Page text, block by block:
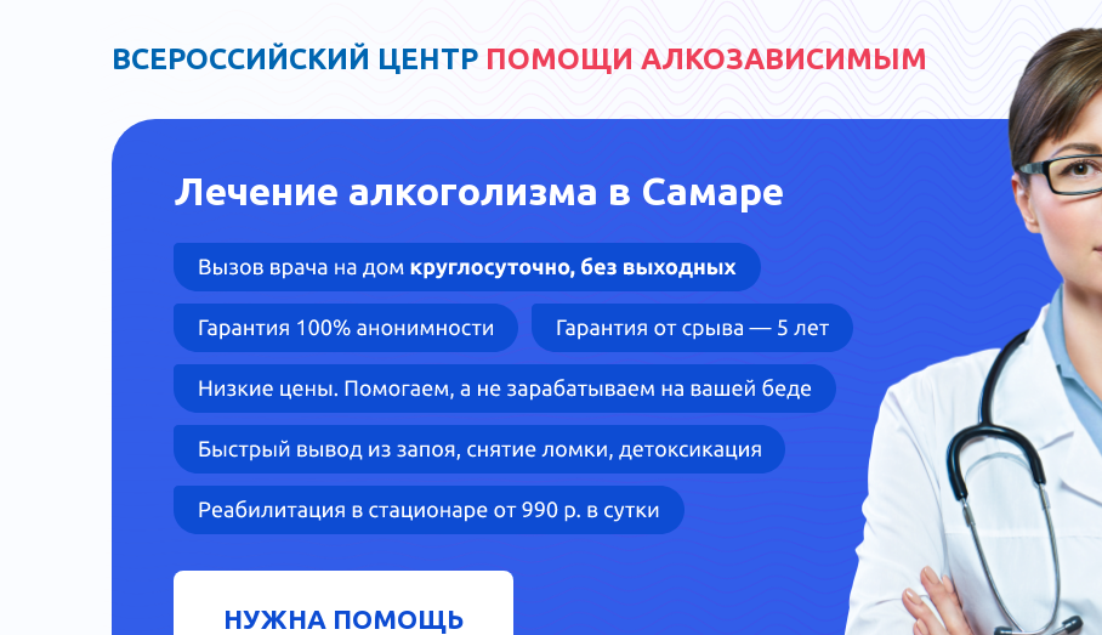
Лечение алкоголизма в Самаре
НУЖНА ПОМОЩЬ
ВСЕРОССИЙСКИЙ ЦЕНТР ПОМОЩИ АЛКОЗАВИСИМЫМ